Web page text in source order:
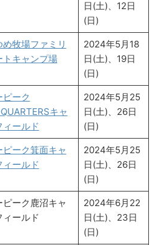
日(土)、12日
(日)
め牧場ファミリ
トキャンプ場
2024年5月18
日(土)、19日
(日)
ピーク
キャ
ィールド
2024年5月25
日(土)、26日
(日)
ピーク箕面キャ
ィールド
2024年5月25
日(土)、26日
(日)
ピーク鹿沼キャ
ィールド
2024年6月22
日(土)、23日
(日)